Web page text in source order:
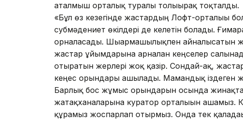
аталмыш орталық туралы толығырақ тоқталды.
«Бұл өз кезегінде жастардың Лофт-орталығы
субмәдениет өкілдері де келетін болады.
орналасады. Шығармашылықпен айналысатын
жастар ұйымдарына арналған кеңселер
отыратын жерлері жоқ қазір. Сондай-ақ,
кеңес орындары ашылады. Мамандық іздеген
Барлық бос жұмыс орындарын осында
жатақханаларына куратор орталығын ашамыз.
құрамыз жоспарлап отырмыз. Онда тек